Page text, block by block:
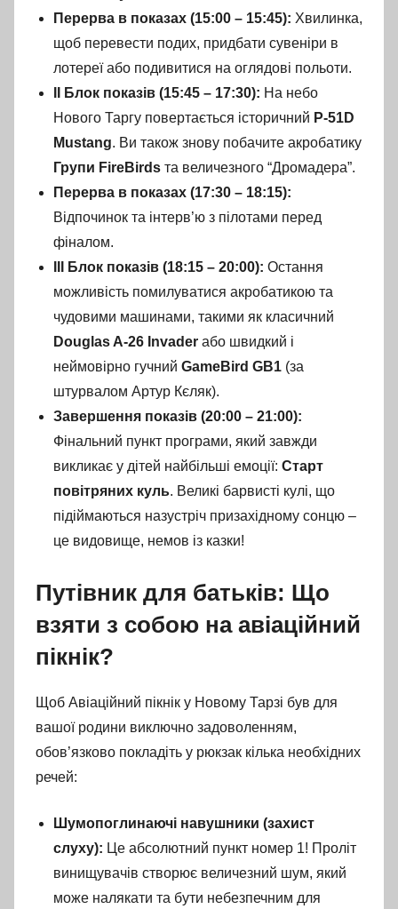
Перерва в показах (15:00 – 15:45): Хвилинка,
щоб перевести подих, придбати сувеніри в
лотереї або подивитися на оглядові польоти.
II Блок показів (15:45 – 17:30): На небо
Нового Таргу повертається історичний P-51D
Mustang. Ви також знову побачите акробатику
Групи FireBirds та величезного “Дромадера”.
Перерва в показах (17:30 – 18:15):
Відпочинок та інтерв’ю з пілотами перед
фіналом.
III Блок показів (18:15 – 20:00): Остання
можливість помилуватися акробатикою та
чудовими машинами, такими як класичний
Douglas A-26 Invader або швидкий і
неймовірно гучний GameBird GB1 (за
штурвалом Артур Кєляк).
Завершення показів (20:00 – 21:00):
Фінальний пункт програми, який завжди
викликає у дітей найбільші емоції: Старт
повітряних куль. Великі барвисті кулі, що
підіймаються назустріч призахідному сонцю –
це видовище, немов із казки!
Путівник для батьків: Що
взяти з собою на авіаційний
пікнік?
Щоб Авіаційний пікнік у Новому Тарзі був для
вашої родини виключно задоволенням,
обов’язково покладіть у рюкзак кілька необхідних
речей:
Шумопоглинаючі навушники (захист
слуху): Це абсолютний пункт номер 1! Проліт
винищувачів створює величезний шум, який
може налякати та бути небезпечним для